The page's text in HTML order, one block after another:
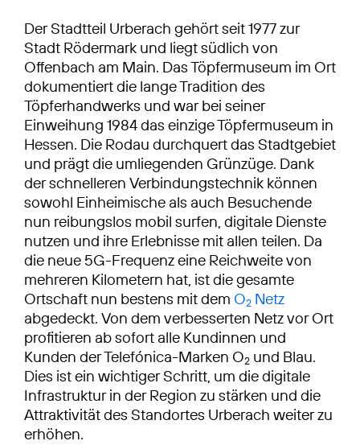
Der Stadtteil Urberach gehört seit 1977 zur
Stadt Rödermark und liegt südlich von
Offenbach am Main. Das Töpfermuseum im Ort
dokumentiert die lange Tradition des
Töpferhandwerks und war bei seiner
Einweihung 1984 das einzige Töpfermuseum in
Hessen. Die Rodau durchquert das Stadtgebiet
und prägt die umliegenden Grünzüge. Dank
der schnelleren Verbindungstechnik können
sowohl Einheimische als auch Besuchende
nun reibungslos mobil surfen, digitale Dienste
nutzen und ihre Erlebnisse mit allen teilen. Da
die neue 5G-Frequenz eine Reichweite von
mehreren Kilometern hat, ist die gesamte
Ortschaft nun bestens mit dem O2 Netz
abgedeckt. Von dem verbesserten Netz vor Ort
profitieren ab sofort alle Kundinnen und
Kunden der Telefónica-Marken O2 und Blau.
Dies ist ein wichtiger Schritt, um die digitale
Infrastruktur in der Region zu stärken und die
Attraktivität des Standortes Urberach weiter zu
erhöhen.